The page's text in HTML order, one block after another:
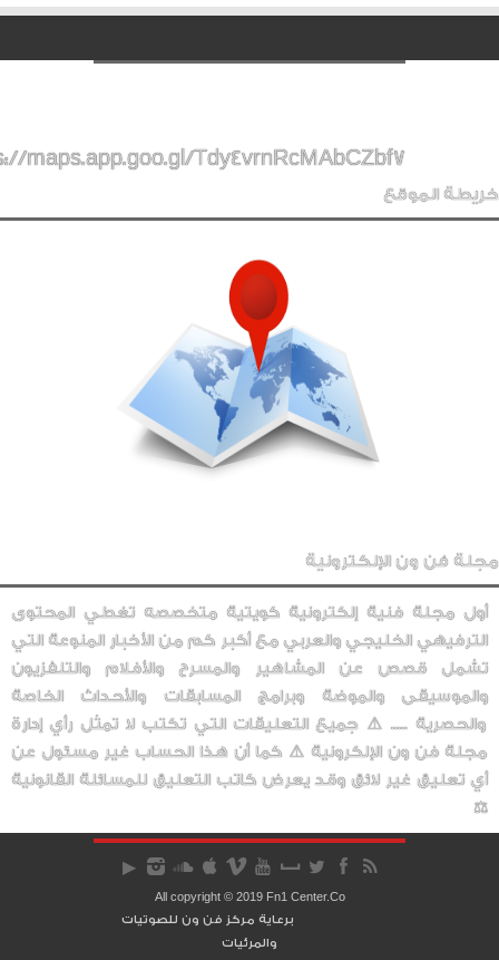
maps.app.goo.gl/Tdy4vrnRcMAbCZbf7
خريطة الموقع
مجلة فن ون الإلكترونية
أول مجلة فنية إلكترونية كويتية متخصصه تغطي المحتوى
الترفيهي الخليجي والعربي مع أكبر كم من الأخبار المنوعة التي
تشمل قصص عن المشاهير والمسرح والأفلام والتلفزيون
والموسيقى والموضة وبرامج المسابقات والأحداث الخاصة
والحصرية ..... ⚠️ جميع التعليقات التي تكتب لا تمثل رأي إدارة
مجلة فن ون الإلكرونية ⚠️ كما أن هذا الحساب غير مسئول عن
أي تعليق غير لائق وقد يعرض كاتب التعليق للمسائلة القانونية
⚖️
All copyright © 2019 Fn1 Center.Co
برعاية مركز فن ون للصوتيات
والمرئيات